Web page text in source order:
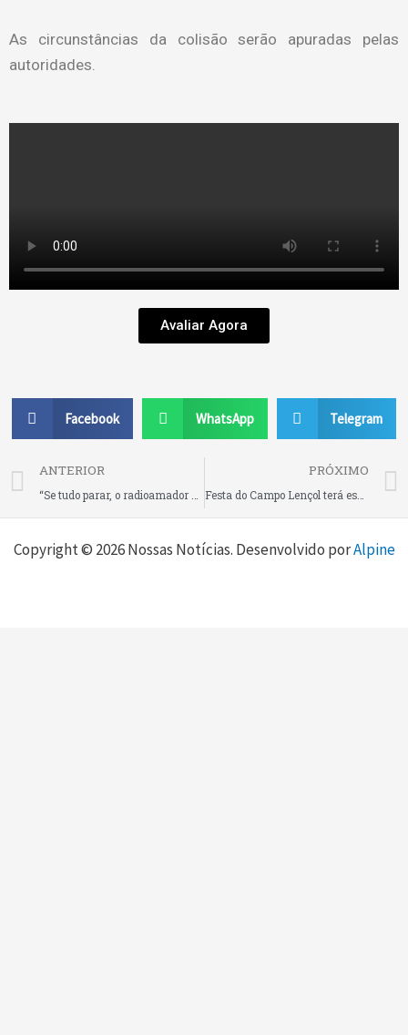
As circunstâncias da colisão serão apuradas pelas
autoridades.
Avaliar Agora
Facebook WhatsApp Telegram
Prev
ANTERIOR
“Se tudo parar, o radioamador continua no ar”, diz fundador do CRASBS, que completou 29 anos em São Bento do Sul
PRÓXIMO
Festa do Campo Lençol terá espaços cobertos com capacidade para 2 mil pessoas sentadas no almoço deste domingo (12), em Rio Negrinho !
Copyright © 2026 Nossas Notícias. Desenvolvido porAlpine